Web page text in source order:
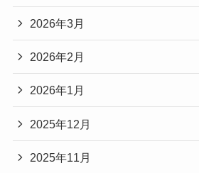
2026年3月
2026年2月
2026年1月
2025年12月
2025年11月